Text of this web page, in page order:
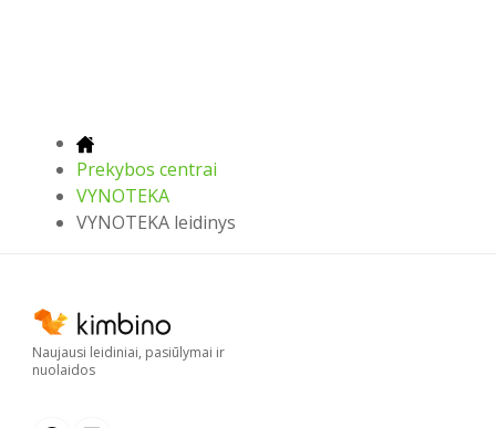
Prekybos centrai
VYNOTEKA
VYNOTEKA leidinys
Naujausi leidiniai, pasiūlymai ir
nuolaidos